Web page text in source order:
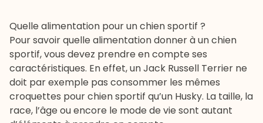
Quelle alimentation pour un chien sportif ?
Pour savoir quelle alimentationdonner à un chien
sportif, vous devez prendre en compte ses
caractéristiques. En effet, un Jack Russell Terrier ne
doit par exemple pas consommer les mêmes
croquettes pour chien sportif qu’un Husky. La taille, la
race, l’âge ou encore le mode de vie sont autant